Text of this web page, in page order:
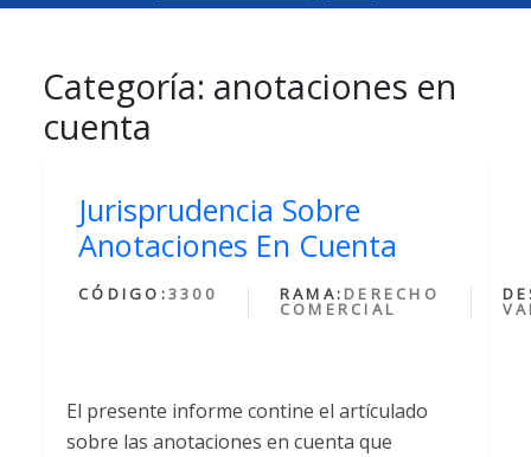
Categoría: anotaciones en
cuenta
Jurisprudencia Sobre
Anotaciones En Cuenta
CÓDIGO:3300 RAMA: DERECHO
COMERCIAL
El presente informe contine el artículado
sobre las anotaciones en cuenta que